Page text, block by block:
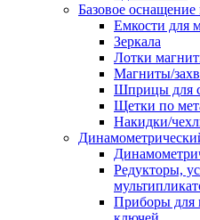
Базовое оснащение
Емкости для
Зеркала
Лотки
Магниты/
Шприцы для
Щетки по
Накидки/
Редукторы,
Приборы для